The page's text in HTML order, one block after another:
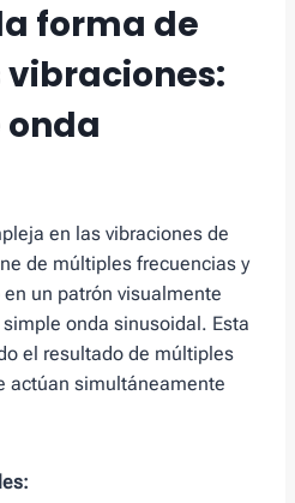
forma de
en las vibraciones de
de múltiples frecuencias y
un patrón visualmente
onda sinusoidal. Esta
el resultado de múltiples
actúan simultáneamente